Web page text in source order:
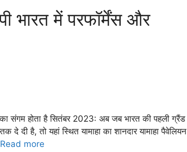
भारत में परफॉर्मेंस और
का संगम होता है सितंबर 2023: अब जब भारत की पहली ग्रैंड
दी है, तो यहां स्थित यामाहा का शानदार यामाहा पैवेलियन
Read more